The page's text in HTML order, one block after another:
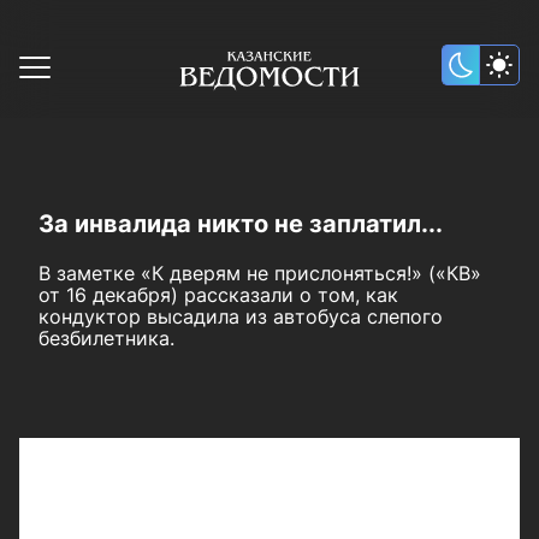
За инвалида никто не заплатил...
В заметке «К дверям не прислоняться!» («КВ»
от 16 декабря) рассказали о том, как
кондуктор высадила из автобуса слепого
безбилетника.